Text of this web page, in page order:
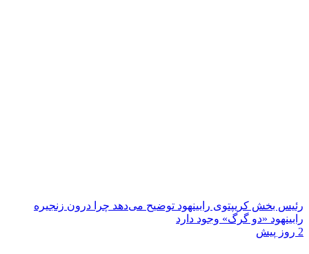
رئیس بخش کریپتوی رابینهود توضیح می‌دهد چرا درون زنجیره
رابینهود «دو گرگ» وجود دارد
2 روز پیش